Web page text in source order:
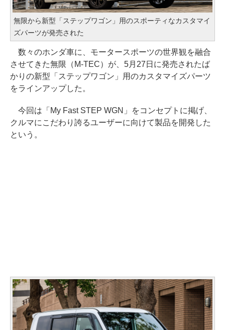
無限から新型「ステップワゴン」用のスポーティなカスタマイ
ズパーツが発売された
数々のホンダ車に、モータースポーツの世界観を融合
させてきた無限（M-TEC）が、5月27日に発売されたば
かりの新型「ステップワゴン」用のカスタマイズパーツ
をラインアップした。
今回は「My Fast STEP WGN」をコンセプトに掲げ、
クルマにこだわり誇るユーザーに向けて製品を開発した
という。